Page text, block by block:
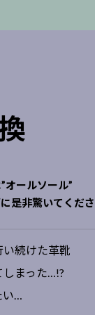
オールソール”
是非驚いてくだ
続けた革靴
しまった…!?
い…